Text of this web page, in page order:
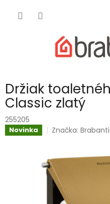
Držiak
Classic zlatý
255205
Novinka Značka: